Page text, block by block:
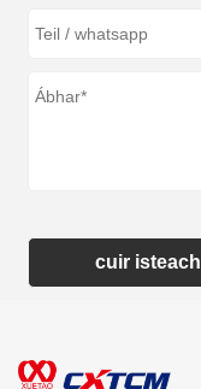
cuir isteach